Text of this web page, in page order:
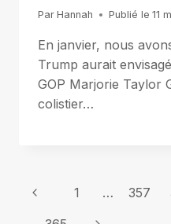
Par Hannah Publié le 11
En janvier, nous
Trump aurait
GOP Marjorie Taylor
colistier…
Page
Previous
Page
1 … 357